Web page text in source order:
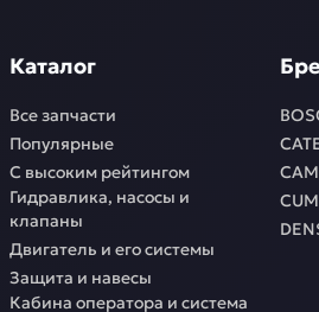
Каталог
Все запчасти
Популярные
С высоким рейтингом
Гидравлика, насосы и
клапаны
Двигатель и его системы
Защита и навесы
Кабина оператора и система